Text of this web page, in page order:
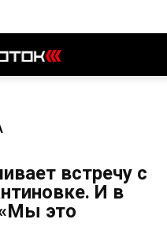
встречу с
И в
это